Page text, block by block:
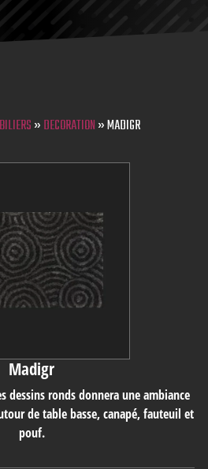
»DECORATION»MADIGR
Madigr
dessins ronds donnera une ambiance
de table basse, canapé, fauteuil et
pouf.